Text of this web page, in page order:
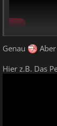
Genau
Hier z.B. Das